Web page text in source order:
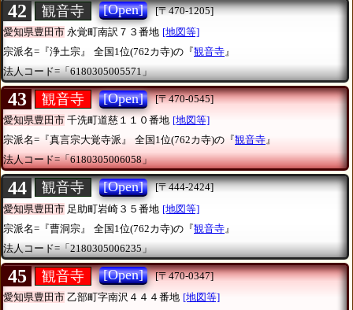
42 観音寺 [Open]
[〒470-1205]
愛知県豊田市 永覚町南訳７３番地 [地図等]
宗派名=『浄土宗』
全国1位(762カ寺)の『観音寺』
法人コード=「6180305005571」
43 観音寺 [Open]
[〒470-0545]
愛知県豊田市 千洗町道慈１１０番地 [地図等]
宗派名=『真言宗大覚寺派』
全国1位(762カ寺)の『観音寺』
法人コード=「6180305006058」
44 観音寺 [Open]
[〒444-2424]
愛知県豊田市 足助町岩崎３５番地 [地図等]
宗派名=『曹洞宗』
全国1位(762カ寺)の『観音寺 』
法人コード=「2180305006235」
45 観音寺 [Open]
[〒470-0347]
愛知県豊田市 乙部町字南沢４４４番地 [地図等]